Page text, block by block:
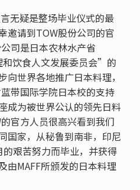
无疑是整场毕业仪式的最
邀请到TOW股份公司的官
司是日本农林水产省
和饮食人文发展委员会”的
世界各地推广日本料理，
带国际学院日本校的支持
成为被世界公认的领先日料
官方人员很高兴看到我们
国家，从秘鲁到南非，印尼
艰苦努力而毕业，并获得
由MAFF所颁发的日本料理